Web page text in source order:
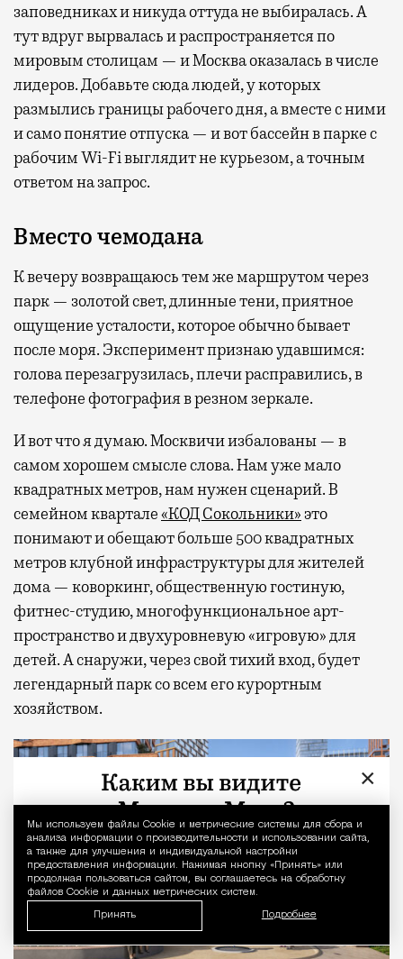
Уведомление
Мы используем файлы Сookie и метрические системы для сбора и
анализа информации о производительности и использовании сайта,
а также для улучшения и индивидуальной настройки
предоставления информации. Нажимая кнопку «Принять» или
продолжая пользоваться сайтом, вы соглашаетесь на обработку
файлов Cookie и данных метрических систем.
Принять Подробнее
заповедниках и никуда оттуда не выбиралась. А
тут вдруг вырвалась и распространяется по
мировым столицам — и Москва оказалась в числе
лидеров. Добавьте сюда людей, у которых
размылись границы рабочего дня, а вместе с ними
и само понятие отпуска — и вот бассейн в парке с
рабочим Wi-Fi выглядит не курьезом, а точным
ответом на запрос.
Вместо чемодана
К вечеру возвращаюсь тем же маршрутом через
парк — золотой свет, длинные тени, приятное
ощущение усталости, которое обычно бывает
после моря. Эксперимент признаю удавшимся:
голова перезагрузилась, плечи расправились, в
телефоне фотография в резном зеркале.
И вот что я думаю. Москвичи избалованы — в
самом хорошем смысле слова. Нам уже мало
квадратных метров, нам нужен сценарий. В
семейном квартале«КОД Сокольники»это
понимают и обещают больше 500 квадратных
метров клубной инфраструктуры для жителей
дома — коворкинг, общественную гостиную,
фитнес-студию, многофункциональное арт-
пространство и двухуровневую «игровую» для
детей. А снаружи, через свой тихий вход, будет
легендарный парк со всем его курортным
хозяйством.
×